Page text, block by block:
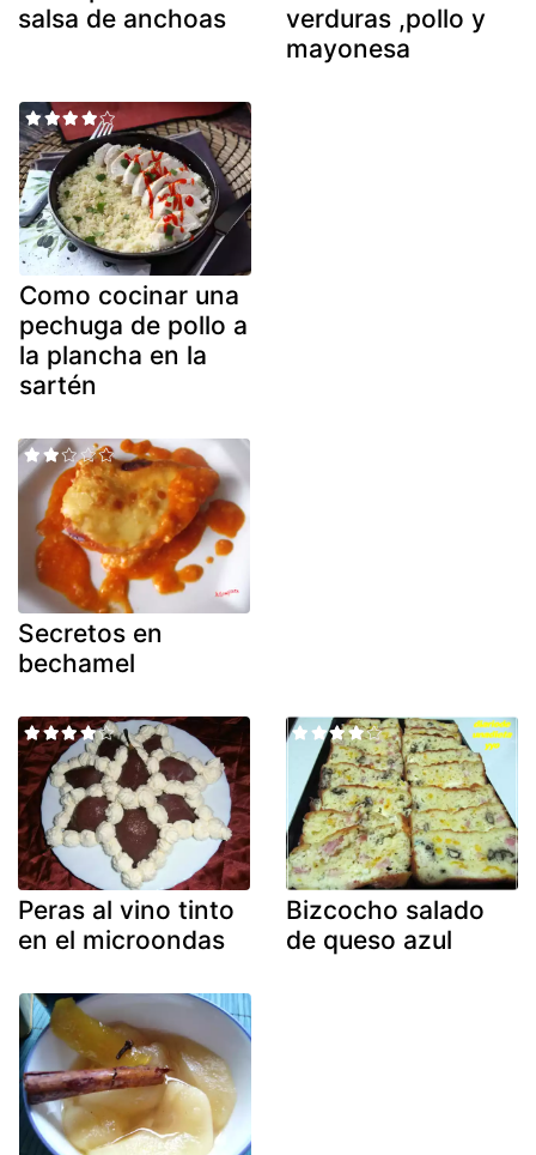
salsa de anchoas
verduras ,pollo y
mayonesa
Como cocinar una
pechuga de pollo a
la plancha en la
sartén
Secretos en
bechamel
Peras al vino tinto
en el microondas
Bizcocho salado
de queso azul